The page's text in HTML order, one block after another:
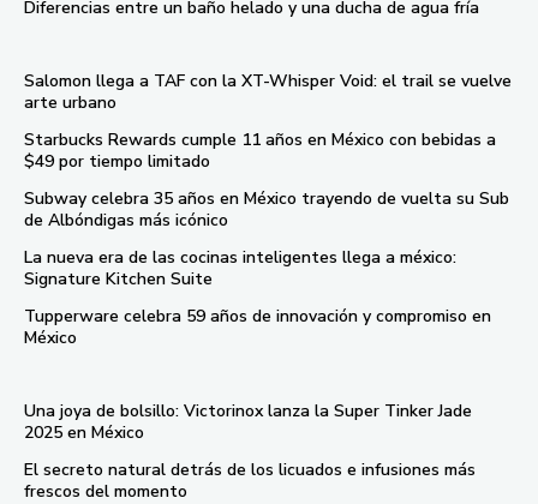
Diferencias entre un baño helado y una ducha de agua fría
Salomon llega a TAF con la XT-Whisper Void: el trail se vuelve
arte urbano
Starbucks Rewards cumple 11 años en México con bebidas a
$49 por tiempo limitado
Subway celebra 35 años en México trayendo de vuelta su Sub
de Albóndigas más icónico
La nueva era de las cocinas inteligentes llega a méxico:
Signature Kitchen Suite
Tupperware celebra 59 años de innovación y compromiso en
México
Una joya de bolsillo: Victorinox lanza la Super Tinker Jade
2025 en México
El secreto natural detrás de los licuados e infusiones más
frescos del momento